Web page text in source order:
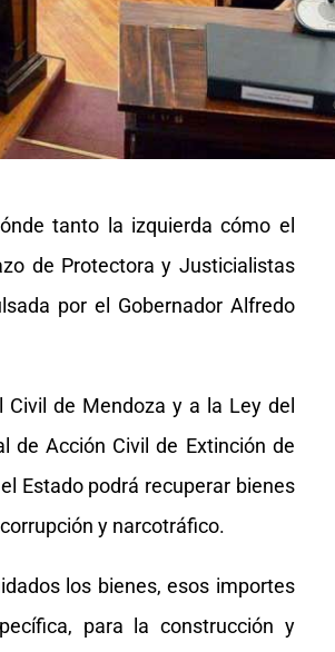
tanto la izquierda cómo el
de Protectora y Justicialistas
por el Gobernador Alfredo
de Mendoza y a la Ley del
de Acción Civil de Extinción de
Estado podrá recuperar bienes
y narcotráfico.
los bienes, esos importes
para la construcción y